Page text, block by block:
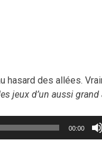
hasard des allées.
jeux d’un aussi grand
00:00